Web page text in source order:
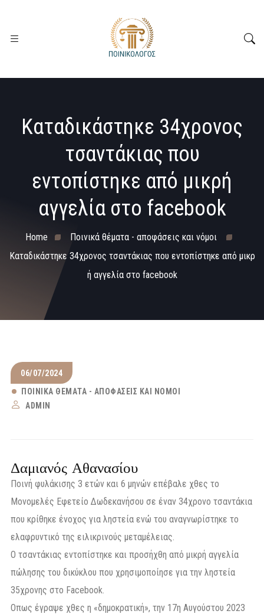
Καταδικάστηκε 34χρονος
τσαντάκιας που
εντοπίστηκε από μικρή
αγγελία στο facebook
Home
Ποινικά θέματα - αποφάσεις και νόμοι
Καταδικάστηκε 34χρονος τσαντάκιας που εντοπίστηκε από μικρ
ή αγγελία στο facebook
06/07/2024
ΠΟΙΝΙΚΆ ΘΈΜΑΤΑ - ΑΠΟΦΆΣΕΙΣ ΚΑΙ ΝΌΜΟΙ
ADMIN
Δαμιανός Αθανασίου
Ποινή φυλάκισης 3 ετών και 6 μηνών επέβαλε χθες το
Μονομελές Εφετείο Δωδεκανήσου σε έναν 34χρονο τσαντάκια
που κρίθηκε ένοχος για ληστεία ενώ του αναγνωρίστηκε το
ελαφρυντικό της ειλικρινούς μεταμέλειας.
Ο τσαντάκιας εντοπίστηκε και προσήχθη από μικρή αγγελία
πώλησης του δικύκλου που χρησιμοποίησε για την ληστεία
35χρονης στο Facebook.
Οπως έγραψε χθες η «δημοκρατική», την 17η Αυγούστου 2023